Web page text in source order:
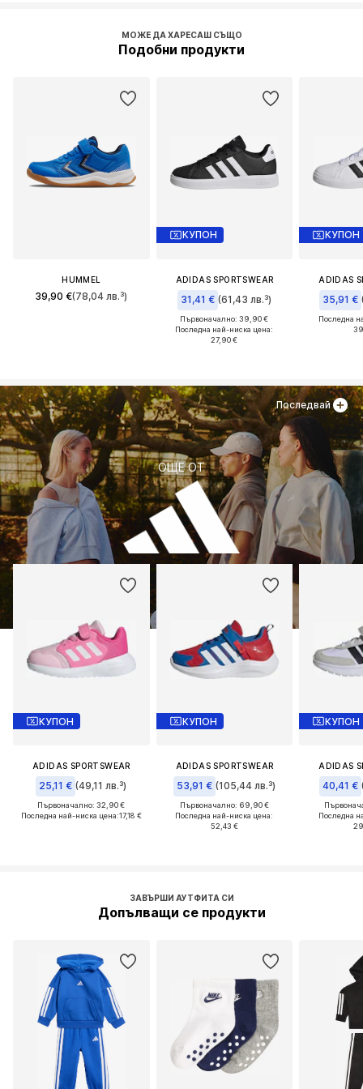
МОЖЕ ДА ХАРЕСАШ СЪЩО
Подобни продукти
HUMMEL
39,90 €(78,04 лв.³)
КУПОН
ADIDAS SPORTSWEAR
31,41 € (61,43 лв.³)
Първоначално: 39,90 €
Последна най-ниска цена:
27,90 €
КУПОН
ADIDAS
35,91 €
Последна
ОЩЕ ОТ
КУПОН
ADIDAS SPORTSWEAR
25,11 € (49,11 лв.³)
Първоначално: 32,90 €
Последна най-ниска цена:17,18 €
КУПОН
ADIDAS SPORTSWEAR
53,91 € (105,44 лв.³)
Първоначално: 69,90 €
Последна най-ниска цена:
52,43 €
КУПОН
ADIDAS
40,41 €
Последна
Последвай
ЗАВЪРШИ АУТФИТА СИ
Допълващи се продукти